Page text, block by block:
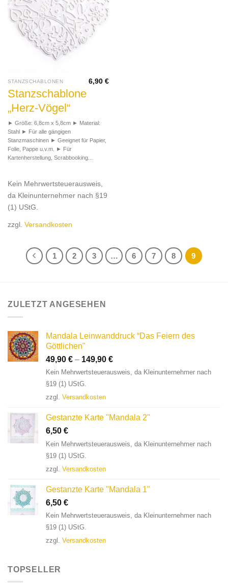
STANZSCHABLONEN
Stanzschablone
„Herz-Vögel“
6,90€
► Größe: 6,8cm x 5,8cm ► Material:
Stahl ► Für alle gängigen
Stanzmaschinen ► Geeignet für Papier,
Folie, Pappe u.v.m. ► Für
Kartenherstellung, Scrabbooking...
Kein Mehrwertsteuerausweis,
da Kleinunternehmer nach §19
(1) UStG.
zzgl. Versandkosten
1 2 3 … 6 7 8 9
ZULETZT ANGESEHEN
Mandala Leinwanddruck “Das Feiern des
Göttlichen"
49,90 € – 149,90 €
Kein Mehrwertsteuerausweis, da Kleinunternehmer nach
§19 (1) UStG.
zzgl. Versandkosten
Gestanzte Karte "Mandala 2"
6,50 €
Kein Mehrwertsteuerausweis, da Kleinunternehmer nach
§19 (1) UStG.
zzgl. Versandkosten
Gestanzte Karte "Mandala 1"
6,50 €
Kein Mehrwertsteuerausweis, da Kleinunternehmer nach
§19 (1) UStG.
zzgl. Versandkosten
TOPSELLER